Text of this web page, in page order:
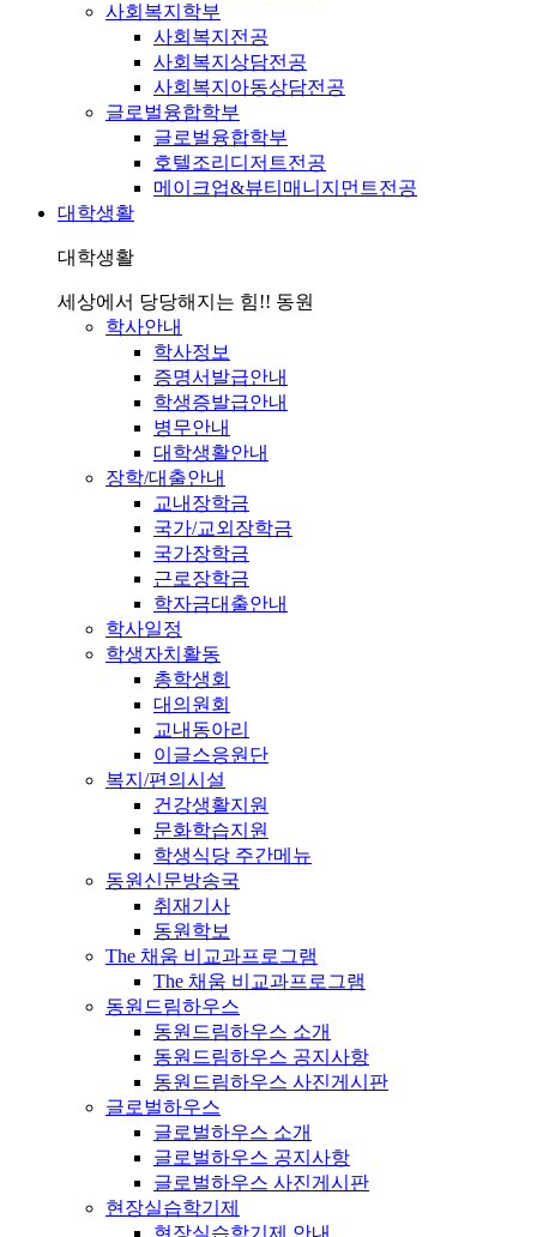
사회복지학부
사회복지전공
사회복지상담전공
사회복지아동상담전공
글로벌융합학부
글로벌융합학부
호텔조리디저트전공
메이크업&뷰티매니지먼트전공
대학생활
대학생활
세상에서 당당해지는 힘!! 동원
학사안내
학사정보
증명서발급안내
학생증발급안내
병무안내
대학생활안내
장학/대출안내
교내장학금
국가/교외장학금
국가장학금
근로장학금
학자금대출안내
학사일정
학생자치활동
총학생회
대의원회
교내동아리
이글스응원단
복지/편의시설
건강생활지원
문화학습지원
학생식당 주간메뉴
동원신문방송국
취재기사
동원학보
The 채움 비교과프로그램
The 채움 비교과프로그램
동원드림하우스
동원드림하우스 소개
동원드림하우스 공지사항
동원드림하우스 사진게시판
글로벌하우스
글로벌하우스 소개
글로벌하우스 공지사항
글로벌하우스 사진게시판
현장실습학기제